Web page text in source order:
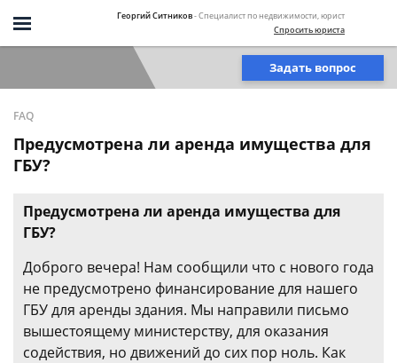
Георгий Ситников- Специалист по недвижимости, юрист
Спросить юриста
Задать вопрос
FAQ
Предусмотрена ли аренда имущества для
ГБУ?
Предусмотрена ли аренда имущества для
ГБУ?
Доброго вечера! Нам сообщили что с нового года
не предусмотрено финансирование для нашего
ГБУ для аренды здания. Мы направили письмо
вышестоящему министерству, для оказания
содействия, но движений до сих пор ноль. Как